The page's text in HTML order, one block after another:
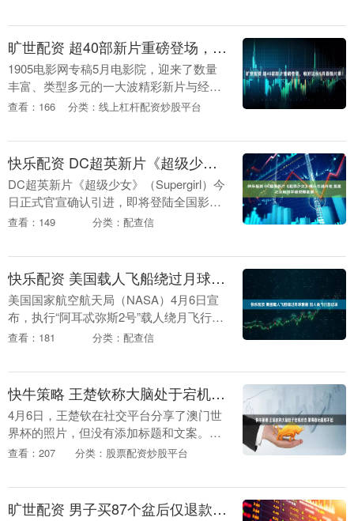
超”比....
旷世配资 超40部新片重磅登场，收好这份5月最强片单！
1905电影网专稿5月电影院，迎来了数量
丰富、类型多元的一大波精彩新片与经典
佳作！ 从4月30日至5月4日，共有《穿普
199....
查看：166 分类：线上杠杆配资炒股平台
快乐配资 DC超英新片《超级少女》确认引进内地 氪星之女叱咤宇宙燃爆星辰
DC超英新片《超级少女》（Supergirl）今
日正式官宣确认引进，即将登陆全国影
院。影片由好莱坞知名导演克雷格·吉勒斯
·....
查看：149 分类：配查信
快乐配资 美国载人飞船绕过月球背面 创人类飞行新纪录
美国国家航空航天局（NASA）4月6日宣
布，执行“阿耳忒弥斯2号”载人绕月飞行任
务的宇航员在美东时间当天13时57分左右
查看：181 分类：配查信
快牛策略 王楚钦称大脑处于宕机状态 累得连标题都不起
4月6日，王楚钦在社交平台分享了澳门世
界杯的照片，但没有添加标题和文案。许
昕在他的评论区留言：“累得连标题都不起
了。” 当....
查看：207 分类：股票配资炒股平台
旷世配资 男子买87个盆后仅退款 反称谁家要那么多盆